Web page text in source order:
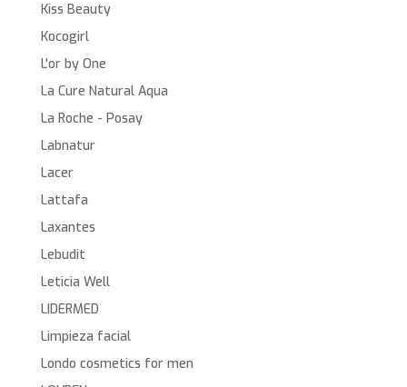
Kiss Beauty
Kocogirl
L'or by One
La Cure Natural Aqua
La Roche - Posay
Labnatur
Lacer
Lattafa
Laxantes
Lebudit
Leticia Well
LIDERMED
Limpieza facial
Londo cosmetics for men